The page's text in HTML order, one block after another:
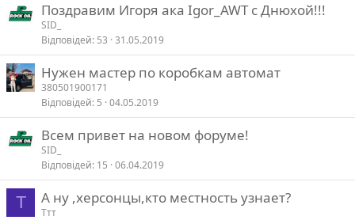
Поздравим Игоря ака Igor_AWT с Днюхой!!!
SID_
Відповідей 53 31.05.2019
Нужен мастер по коробкам автомат
380501900171
Відповідей 5 04.05.2019
Всем привет на новом форуме!
SID_
Відповідей 15 06.04.2019
Т А ну ,херсонцы,кто местность узнает?
Ттт